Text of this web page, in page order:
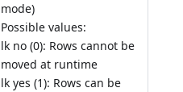
mode)
Possible values:
lk no (0): Rows cannot be
moved at runtime
lk yes (1): Rows can be